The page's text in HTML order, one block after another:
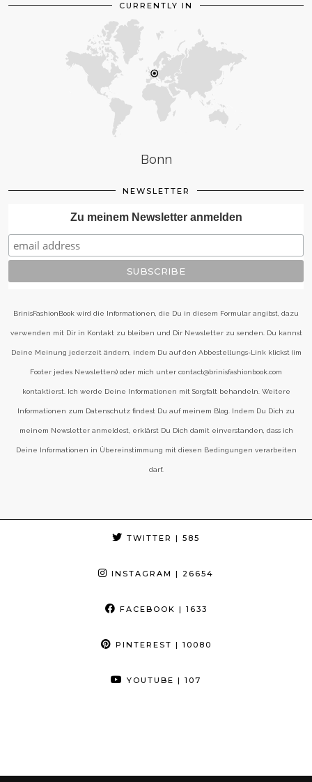
CURRENTLY IN
Bonn
NEWSLETTER
Zu meinem Newsletter anmelden
BrinisFashionBook wird die Informationen, die Du in diesem Formular angibst, dazu
verwenden mit Dir in Kontakt zu bleiben und Dir Newsletter zu senden. Du kannst
Deine Meinung jederzeit ändern, indem Du auf den Abbestellungs-Link klickst (im
Footer jedes Newsletters) oder mich unter contact@brinisfashionbook.com
kontaktierst. Ich werde Deine Informationen mit Sorgfalt behandeln. Weitere
Informationen zum Datenschutz findest Du auf meinem Blog. Indem Du Dich zu
meinem Newsletter anmeldest, erklärst Du Dich damit einverstanden, dass ich
Deine Informationen in Übereinstimmung mit diesen Bedingungen verarbeiten
darf.
TWITTER | 585
INSTAGRAM | 26654
FACEBOOK | 1633
PINTEREST | 10080
YOUTUBE | 107